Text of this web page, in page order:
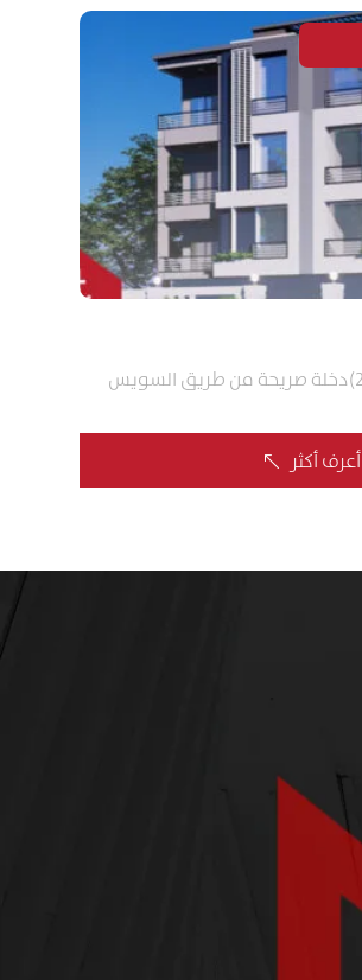
1) يطل على شارع 28 م 2)دخلة صريحة من طريق السويس
أعرف أكثر %